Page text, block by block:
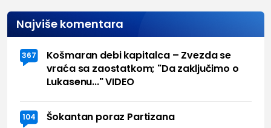
Najviše komentara
367
Košmaran debi kapitalca – Zvezda se
vraća sa zaostatkom; "Da zaključimo o
Lukasenu..." VIDEO
104 Šokantan poraz Partizana